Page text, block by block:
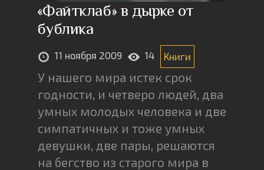
«Файтклаб» в дырке от
бублика
11 ноября 2009 14 Книги
У нашего мира истек срок
годности, и четверо людей, два
умных молодых человека и две
симпатичных и тоже умных
девушки, две пары, решаются
на бегство из старого мира в